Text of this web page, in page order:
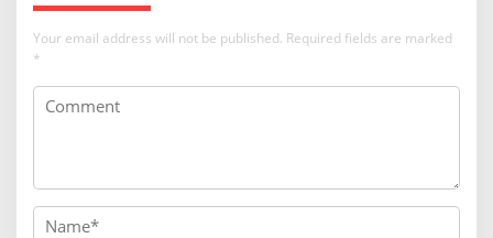
Your email address will not be published. Required fields are marked
*